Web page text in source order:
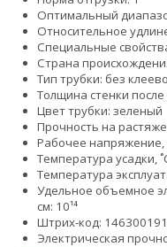
Оптимальный
Относительное
Специальные
Страна
Тип трубки: без
Толщина стенки после
Цвет трубки: зеленый
Прочность на
Рабочее напряжение,
Температура усадки,
Температура
Удельное объемное
см: 10¹⁴
Штрих-код:
Электрическая